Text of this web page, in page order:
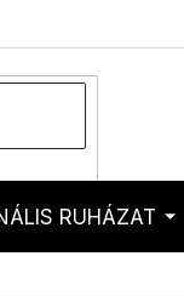
RUHÁZAT